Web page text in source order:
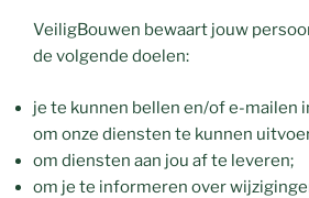
VeiligBouwen bewaart jouw
de volgende doelen:
je te kunnen bellen en/of e-mailen
om onze diensten te kunnen
om diensten aan jou af te leveren;
om je te informeren over